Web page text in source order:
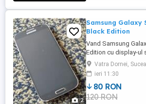
2
Samsung Galaxy
Black Edition
Vand Samsung
Edition cu display-ul
functional.Inca are
schimbata
maxima
intelegere!
Vatra Dornei,
ieri 11:30
80 RON
120 RON